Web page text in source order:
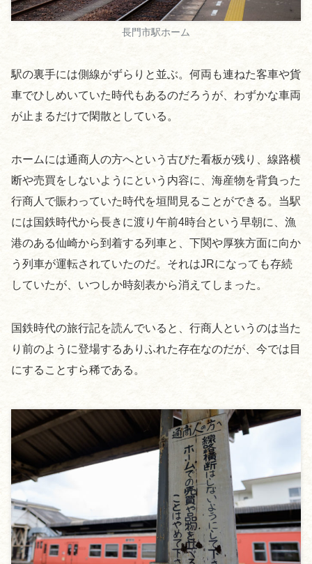
長門市駅ホーム
駅の裏手には側線がずらりと並ぶ。何両も連ねた客車や貨
車でひしめいていた時代もあるのだろうが、わずかな車両
が止まるだけで閑散としている。
ホームには通商人の方へという古びた看板が残り、線路横
断や売買をしないようにという内容に、海産物を背負った
行商人で賑わっていた時代を垣間見ることができる。当駅
には国鉄時代から長きに渡り午前4時台という早朝に、漁
港のある仙崎から到着する列車と、下関や厚狭方面に向か
う列車が運転されていたのだ。それはJRになっても存続
していたが、いつしか時刻表から消えてしまった。
国鉄時代の旅行記を読んでいると、行商人というのは当た
り前のように登場するありふれた存在なのだが、今では目
にすることすら稀である。